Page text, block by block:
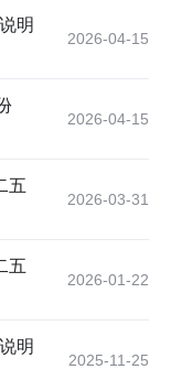
明
2026-04-15
2026-04-15
五
2026-03-31
五
2026-01-22
明
2025-11-25